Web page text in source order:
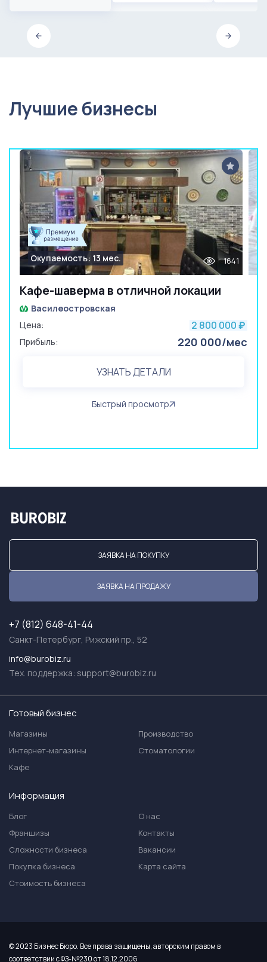
Лучшие бизнесы
Кафе-шаверма в отличной локации
Окупаемость: 13 мес. 1641
Василеостровская
Цена:
2 800 000 ₽
Прибыль: 220 000/мес
УЗНАТЬ ДЕТАЛИ
Быстрый просмотр
ЗАЯВКА НА ПОКУПКУ
ЗАЯВКА НА ПРОДАЖУ
+7 (812) 648-41-44
Санкт-Петербург, Рижский пр., 52
info@burobiz.ru
Тех. поддержка: support@burobiz.ru
Готовый бизнес
Магазины
Интернет-магазины
Кафе
Производство
Стоматологии
Информация
Блог
Франшизы
Сложности бизнеса
Покупка бизнеса
Стоимость бизнеса
О нас
Контакты
Вакансии
Карта сайта
© 2023 Бизнес Бюро. Все права защищены, авторским правом в
соответствии с ФЗ-№230 от 18.12.2006